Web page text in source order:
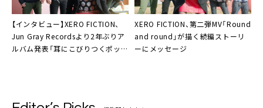
【インタビュー】XERO FICTION、
Jun Gray Recordsより2年ぶりア
ルバム発表「耳にこびりつくポッ
XERO FICTION、第二弾MV「Round
and round」が描く続編ストーリ
ーにメッセージ